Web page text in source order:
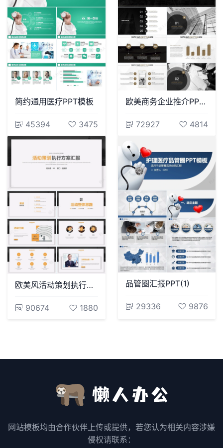
简约通用医疗PPT模板
45394 3475
欧美商务企业推介PPT模板企业推介项目展示计划总结商业融资
72927 4814
欧美风活动策划执行方案汇报PPT模板
90674 1880
品管圈汇报PPT(1)
29336 9876
网站模板均由合作伙伴上传或提供，若您认为相关内容涉嫌
侵权请联系：